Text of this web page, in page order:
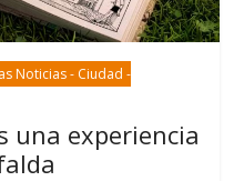
Noticias - Ciudad -
una experiencia